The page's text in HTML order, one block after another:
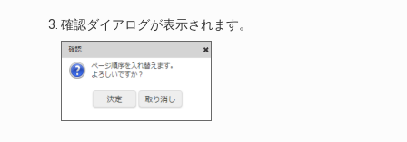
確認ダイアログが表示されます。